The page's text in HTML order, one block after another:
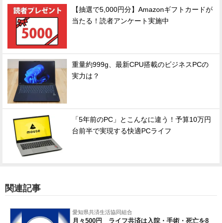
【抽選で5,000円分】Amazonギフトカードが
当たる！読者アンケート実施中
重量約999g、最新CPU搭載のビジネスPCの
実力は？
「5年前のPC」とこんなに違う！予算10万円
台前半で実現する快適PCライフ
関連記事
愛知県共済生活協同組合
月々500円 ライフ共済は入院・手術・死亡を8